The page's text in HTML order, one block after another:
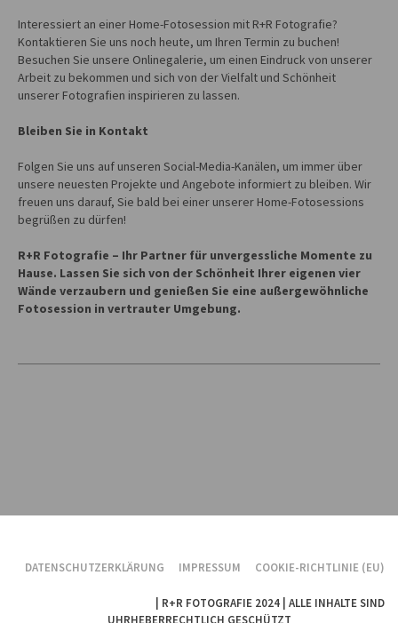
Interessiert an einer Home-Fotosession mit R+R Fotografie?
Kontaktieren Sie uns noch heute, um Ihren Termin zu buchen!
Besuchen Sie unsere Onlinegalerie, um einen Eindruck von unserer
Arbeit zu bekommen und sich von der Vielfalt und Schönheit
unserer Fotografien inspirieren zu lassen.
Bleiben Sie in Kontakt
Folgen Sie uns auf unseren Social-Media-Kanälen, um immer über
unsere neuesten Projekte und Angebote informiert zu bleiben. Wir
freuen uns darauf, Sie bald bei einer unserer Home-Fotosessions
begrüßen zu dürfen!
R+R Fotografie – Ihr Partner für unvergessliche Momente zu
Hause. Lassen Sie sich von der Schönheit Ihrer eigenen vier
Wände verzaubern und genießen Sie eine außergewöhnliche
Fotosession in vertrauter Umgebung.
DATENSCHUTZERKLÄRUNG IMPRESSUM COOKIE-RICHTLINIE (EU)
| R+R FOTOGRAFIE 2024 | ALLE INHALTE SIND
UHRHEBERRECHTLICH GESCHÜTZT